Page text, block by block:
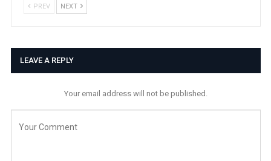
PREV NEXT
LEAVE A REPLY
Your email address will not be published.